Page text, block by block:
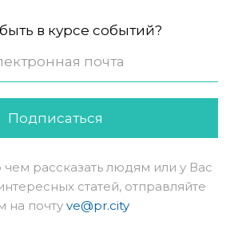
в курсе событий?
Подписаться
чем рассказать людям или у Вас
статей, отправляйте
на почту ve@pr.city